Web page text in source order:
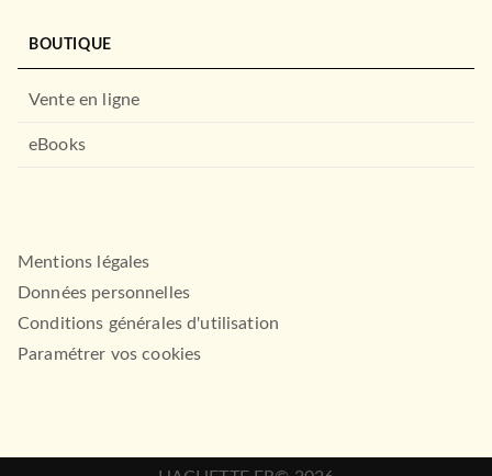
BOUTIQUE
Vente en ligne
eBooks
Mentions légales
Données personnelles
Conditions générales d'utilisation
Paramétrer vos cookies